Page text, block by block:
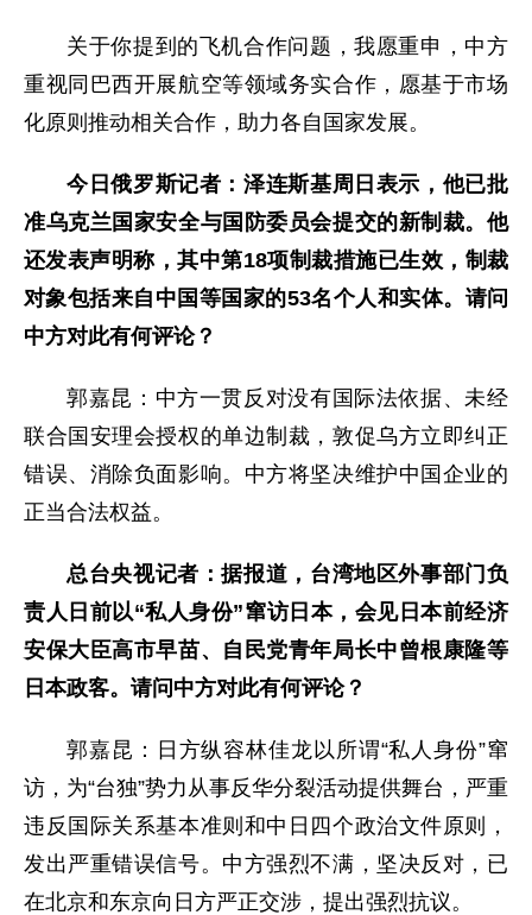
关于你提到的飞机合作问题，我愿重申，中方
重视同巴西开展航空等领域务实合作，愿基于市场
化原则推动相关合作，助力各自国家发展。
今日俄罗斯记者：泽连斯基周日表示，他已批
准乌克兰国家安全与国防委员会提交的新制裁。他
还发表声明称，其中第18项制裁措施已生效，制裁
对象包括来自中国等国家的53名个人和实体。请问
中方对此有何评论？
郭嘉昆：中方一贯反对没有国际法依据、未经
联合国安理会授权的单边制裁，敦促乌方立即纠正
错误、消除负面影响。中方将坚决维护中国企业的
正当合法权益。
总台央视记者：据报道，台湾地区外事部门负
责人日前以“私人身份”窜访日本，会见日本前经济
安保大臣高市早苗、自民党青年局长中曾根康隆等
日本政客。请问中方对此有何评论？
郭嘉昆：日方纵容林佳龙以所谓“私人身份”窜
访，为“台独”势力从事反华分裂活动提供舞台，严重
违反国际关系基本准则和中日四个政治文件原则，
发出严重错误信号。中方强烈不满，坚决反对，已
在北京和东京向日方严正交涉，提出强烈抗议。